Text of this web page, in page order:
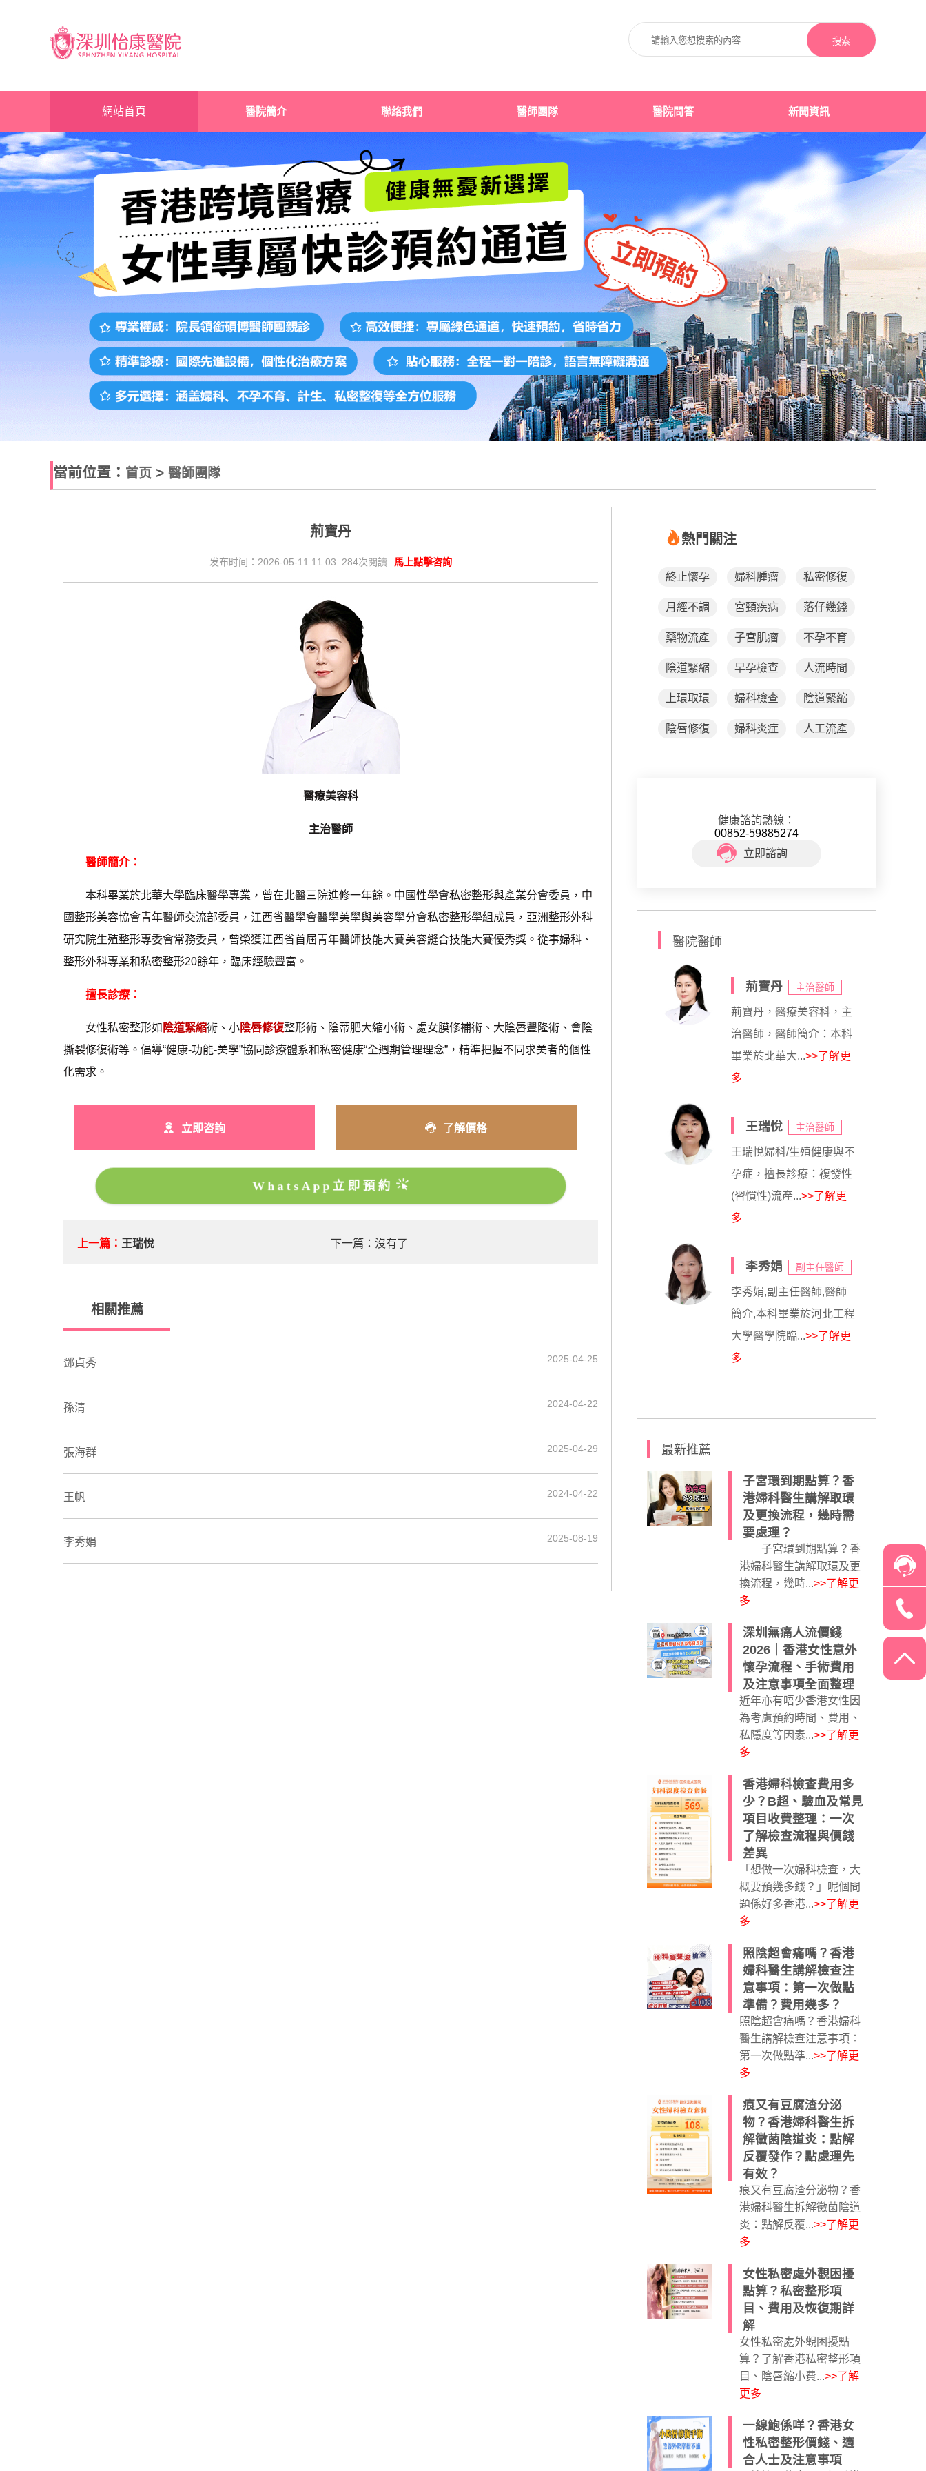
搜索
網站首頁 醫院簡介 聯絡我們 醫師團隊 醫院問答 新聞資訊
當前位置： 首页 > 醫師團隊
荊寶丹
发布时间：2026-05-11 11:03 284次閱讀 馬上點擊咨詢
醫療美容科
主治醫師
醫師簡介：
本科畢業於北華大學臨床醫學專業，曾在北醫三院進修一年餘。中國性學會私密整形與產業分會委員，中
國整形美容協會青年醫師交流部委員，江西省醫學會醫學美學與美容學分會私密整形學組成員，亞洲整形外科
研究院生殖整形專委會常務委員，曾榮獲江西省首屆青年醫師技能大賽美容縫合技能大賽優秀獎。從事婦科、
整形外科專業和私密整形20餘年，臨床經驗豐富。
擅長診療：
女性私密整形如 陰道緊縮術、小陰唇修復整形術、陰蒂肥大縮小術、處女膜修補術、大陰唇豐隆術、會陰
撕裂修復術等。倡導“健康-功能-美學”協同診療體系和私密健康“全週期管理理念”，精準把握不同求美者的個性
化需求。
立即咨詢 了解價格
WhatsApp立即預約
上一篇： 王瑞悅 下一篇：沒有了
相關推薦
鄧貞秀 2025-04-25
孫清 2024-04-22
張海群 2025-04-29
王帆 2024-04-22
李秀娟 2025-08-19
熱門關注
終止懷孕 婦科腫瘤 私密修復
月經不調 宮頸疾病 落仔幾錢
藥物流產 子宮肌瘤 不孕不育
陰道緊縮 早孕檢查 人流時間
上環取環 婦科檢查 陰道緊縮
陰唇修復 婦科炎症 人工流產
健康諮詢熱線：
00852-59885274
立即諮詢
醫院醫師
荊寶丹 主治醫師
荊寶丹，醫療美容科，主
治醫師，醫師簡介：本科
畢業於北華大...>>了解更
多
王瑞悅 主治醫師
王瑞悅婦科/生殖健康與不
孕症，擅長診療：複發性
(習慣性)流產...>>了解更
多
李秀娟 副主任醫師
李秀娟,副主任醫師,醫師
簡介,本科畢業於河北工程
大學醫學院臨...>>了解更
多
最新推薦
子宮環到期點算？香
港婦科醫生講解取環
及更換流程，幾時需
要處理？
子宮環到期點算？香
港婦科醫生講解取環及更
換流程，幾時...>>了解更
多
深圳無痛人流價錢
2026｜香港女性意外
懷孕流程、手術費用
及注意事項全面整理
近年亦有唔少香港女性因
為考慮預約時間、費用、
私隱度等因素...>>了解更
多
香港婦科檢查費用多
少？B超、驗血及常見
項目收費整理：一次
了解檢查流程與價錢
差異
「想做一次婦科檢查，大
概要預幾多錢？」呢個問
題係好多香港...>>了解更
多
照陰超會痛嗎？香港
婦科醫生講解檢查注
意事項：第一次做點
準備？費用幾多？
照陰超會痛嗎？香港婦科
醫生講解檢查注意事項：
第一次做點準...>>了解更
多
痕又有豆腐渣分泌
物？香港婦科醫生拆
解黴菌陰道炎：點解
反覆發作？點處理先
有效？
痕又有豆腐渣分泌物？香
港婦科醫生拆解黴菌陰道
炎：點解反覆...>>了解更
多
女性私密處外觀困擾
點算？私密整形項
目、費用及恢復期詳
解
女性私密處外觀困擾點
算？了解香港私密整形項
目、陰唇縮小費...>>了解
更多
一線鮑係咩？香港女
性私密整形價錢、適
合人士及注意事項